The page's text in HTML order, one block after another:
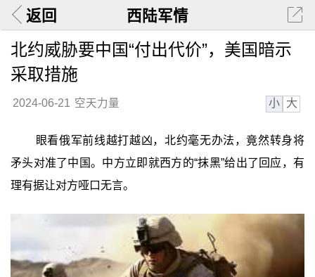
返回 西陆军情
北约威胁要中国“付出代价”，美国暗示
采取措施
2024-06-21 空天力量 小 大
眼看俄军前线越打越凶，北约毫无办法，竟然转身将
矛头对准了中国。中方立即就西方的“抹黑”给出了回应，有
理有据让对方哑口无言。